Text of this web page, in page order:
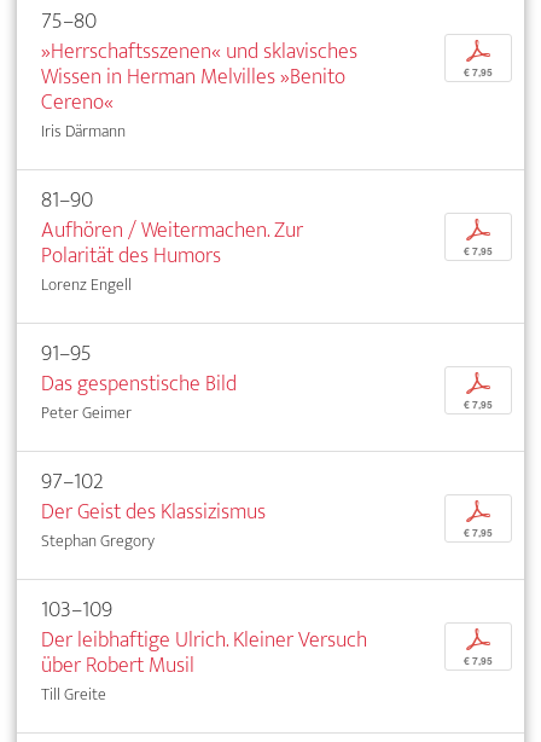
75–80
»Herrschaftsszenen« und sklavisches
Wissen in Herman Melvilles »Benito
Cereno«
Iris Därmann
p
€ 7,95
81–90
Aufhören / Weitermachen. Zur
Polarität des Humors
Lorenz Engell
p
€ 7,95
91–95
Das gespenstische Bild
Peter Geimer
p
€ 7,95
97–102
Der Geist des Klassizismus
Stephan Gregory
p
€ 7,95
103–109
Der leibhaftige Ulrich. Kleiner Versuch
über Robert Musil
Till Greite
p
€ 7,95